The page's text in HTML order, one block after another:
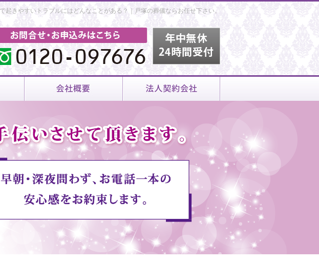
起きやすいトラブルにはどんなことがある？｜戸塚の葬儀ならお任せ下さい。